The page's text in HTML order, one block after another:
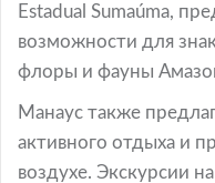
Estadual Sumaúma,
возможности для
флоры и фауны
Манаус также
активного отдыха и
воздухе. Экскурсии